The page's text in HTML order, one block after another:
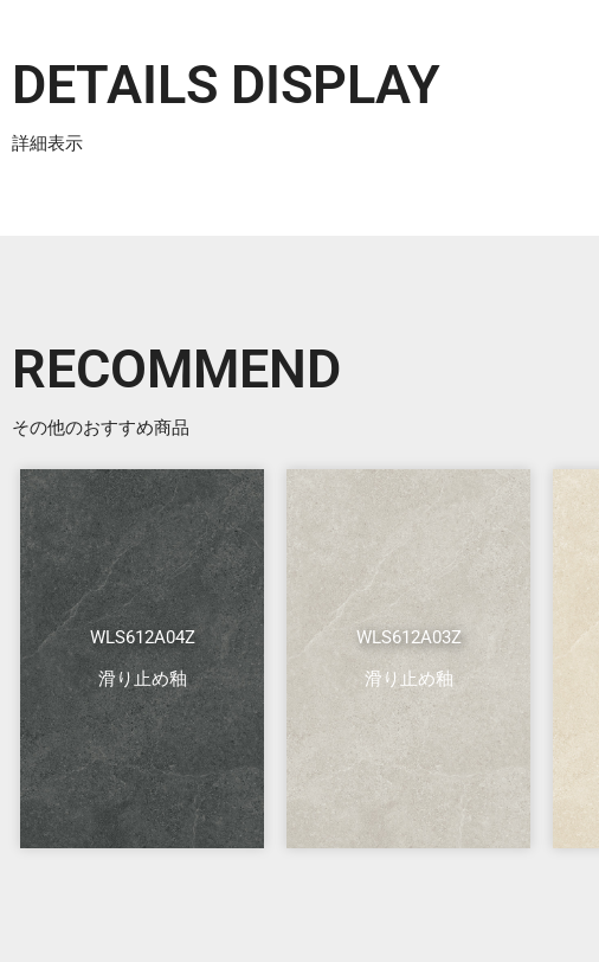
DETAILS DISPLAY
詳細表示
RECOMMEND
その他のおすすめ商品
WLS612A04Z
滑り止め釉
WLS612A03Z
滑り止め釉